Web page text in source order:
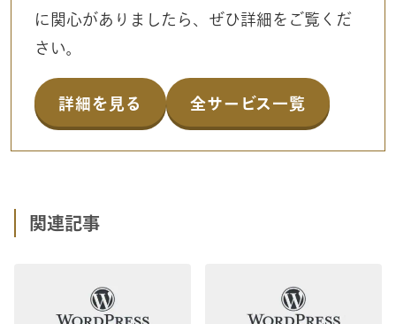
に関心がありましたら、ぜひ詳細をご覧くだ
さい。
詳細を見る 全サービス一覧
関連記事